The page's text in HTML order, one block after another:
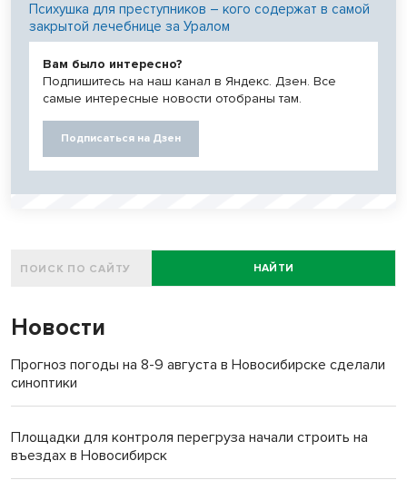
Психушка для преступников – кого содержат в самой
закрытой лечебнице за Уралом
Вам было интересно?
Подпишитесь на наш канал в Яндекс. Дзен. Все
самые интересные новости отобраны там.
Подписаться на Дзен
НАЙТИ
Новости
Прогноз погоды на 8-9 августа в Новосибирске сделали
синоптики
Площадки для контроля перегруза начали строить на
въездах в Новосибирск